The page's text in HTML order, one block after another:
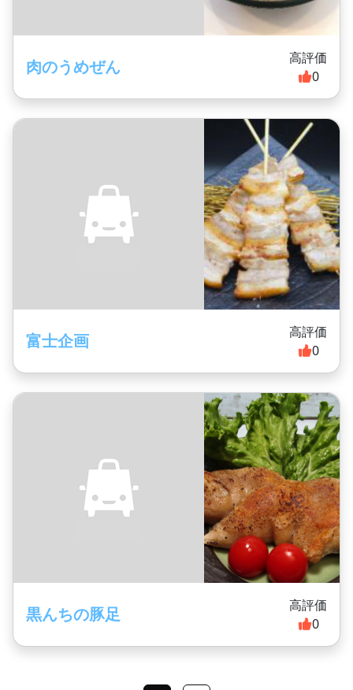
肉のうめぜん
高評価
0
富士企画
高評価
0
黒んちの豚足
高評価
0